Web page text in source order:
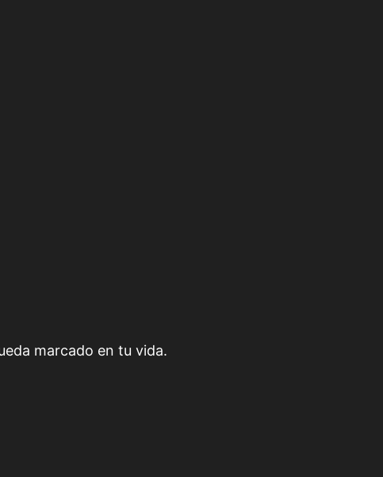
marcado en tu vida.